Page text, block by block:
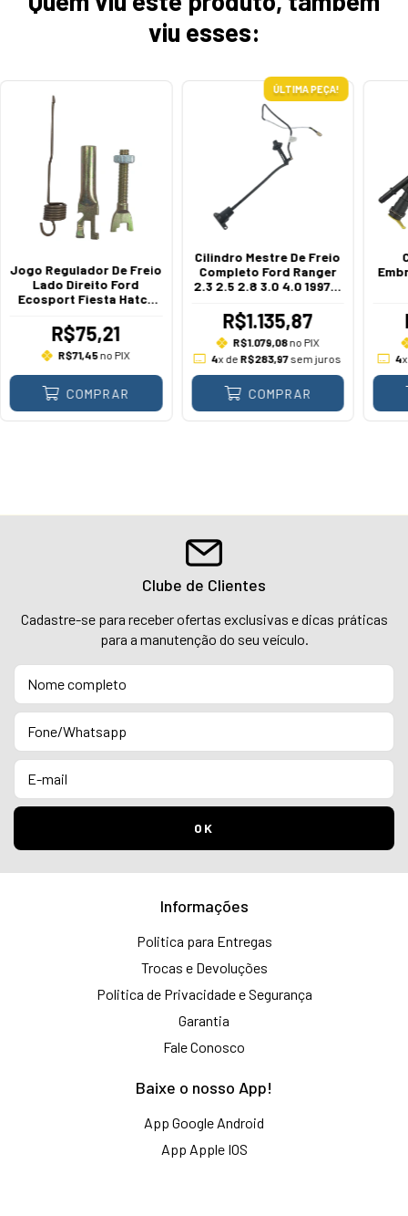
viu esses:
Jogo Regulador De Freio
Lado Direito Ford
Ecosport Fiesta Hatch
R$75,21
R$71,45no PIX
COMPRAR
ÚLTIMA PEÇA!
Cilindro Mestre De Freio
Completo Ford Ranger
2.3 2.5 2.8 3.0 4.0 1997 A
R$1.135,87
R$1.079,08no PIX
4x de R$283,97sem juros
COMPRAR
4
Clube de Clientes
Cadastre-se para receber ofertas exclusivas e dicas práticas
para a manutenção do seu veículo.
Informações
Politica para Entregas
Trocas e Devoluções
Politica de Privacidade e Segurança
Garantia
Fale Conosco
Baixe o nosso App!
App Google Android
App Apple IOS